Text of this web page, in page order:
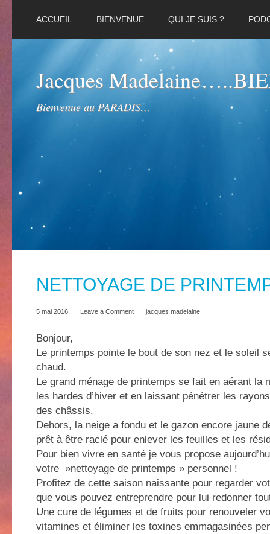
ACCUEIL BIENVENUE QUI JE SUIS ?
Jacques
Bienvenue au PARADIS…
NETTOYAGE DE
5 mai 2016 ⋅ Leave a Comment ⋅ jacques madelaine
Bonjour,
Le printemps pointe le bout de son nez et le soleil
chaud.
Le grand ménage de printemps se fait en aérant la
les hardes d’hiver et en laissant pénétrer les
des châssis.
Dehors, la neige a fondu et le gazon encore jaune
prêt à être raclé pour enlever les feuilles et les
Pour bien vivre en santé je vous propose
votre »nettoyage de printemps » personnel !
Profitez de cette saison naissante pour regarder
que vous pouvez entreprendre pour lui redonner
Une cure de légumes et de fruits pour renouveler
vitamines et éliminer les toxines emmagasinées